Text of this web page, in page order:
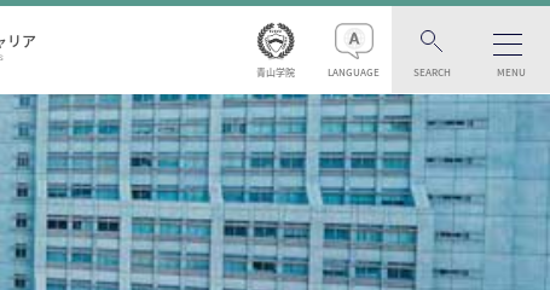
リア
青山学院 LANGUAGE SEARCH MENU